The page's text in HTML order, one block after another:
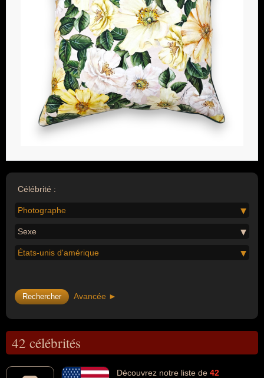
Célébrité :
Photographe
Sexe
États-unis d'amérique
Avancée ►
42 célébrités
Découvrez notre liste de 42